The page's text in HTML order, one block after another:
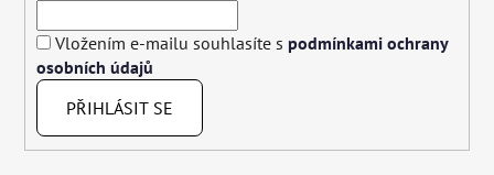
Vložením e-mailu souhlasíte s podmínkami ochrany
osobních údajů
PŘIHLÁSIT SE